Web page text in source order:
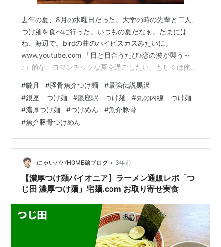
去年の夏、8月の水曜日だった。大学の時の先輩と二人、
つけ麺を食べに行った。いつもの夏だなぁ。たまには
ね、海辺で。birdの曲のハイビスカスみたいに。
www.youtube.com 「目と目合うたび♪恋の波が襲う～
♪」的な。ロマンチックな夏を過ごしたい。もしくは俺ぐ
て。家族で海に行くんだ。嫁とも、恋愛感情はほとん
ど、なくなっているんだけど。たまたま、揺れるハイビ
スカスを見て。二人で行った海を思い出す…的なよ。な
んでそういう夏じゃないの、だろうか？俺の人生は…。
失敗したぁっ～～！オレ人生失敗したぁ～～っ……！
（引用元：最強伝説 黒沢 9 [ 福…
#朧月 #豚骨魚介つけ麺 #最強伝説黒沢
#銀座 つけ麺 #銀座駅 つけ麺 #丸の内線 つけ麺
#濃厚つけ麺 #つけめん #魚介豚骨
#魚介豚骨つけめん
にゃいパパHOME麺ブログ • 3年前
【濃厚つけ麺パイオニア】ラーメン通販レポ「つ
じ田 濃厚つけ麺」宅麺.com お取り寄せ実食